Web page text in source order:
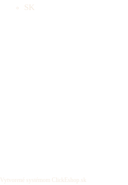
SK
Vytvorené systémom ClickEshop.sk